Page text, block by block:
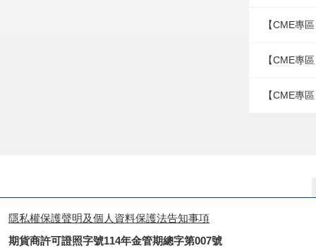
【CME專
【CME專
【CME專
隱私權保護聲明及個人資料保護法告知事項
期貨商許可證照字號114年金管期總字第007號